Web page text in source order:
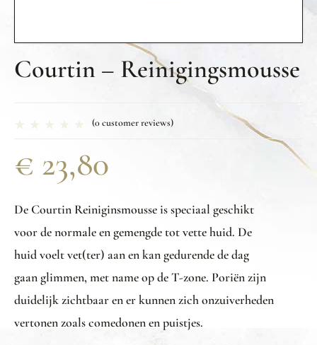
Courtin – Reinigingsmousse
(0customer reviews)
€ 23,80
De Courtin Reiniginsmousse is speciaal geschikt
voor de normale en gemengde tot vette huid. De
huid voelt vet(ter) aan en kan gedurende de dag
gaan glimmen, met name op de T-zone. Poriën zijn
duidelijk zichtbaar en er kunnen zich onzuiverheden
vertonen zoals comedonen en puistjes.